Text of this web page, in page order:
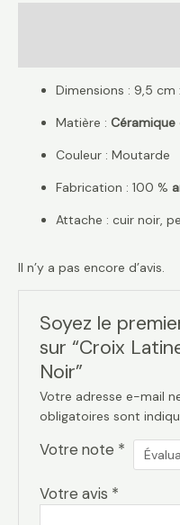
Dimensions : 9,5 cm
Matière : Céramique
Couleur : Moutarde
Fabrication : 100 %
Attache : cuir noir,
Il n’y a pas encore d’avis.
Soyez le
sur “Croix
Noir”
Votre adresse e-mail
obligatoires sont
Votre note *
Votre avis *